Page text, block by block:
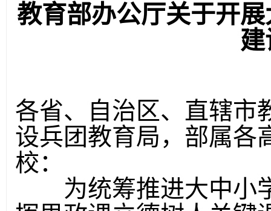
教育部办公厅关于开
各省、自治区、直辖市
设兵团教育局，部属各
校：
为统筹推进大中小